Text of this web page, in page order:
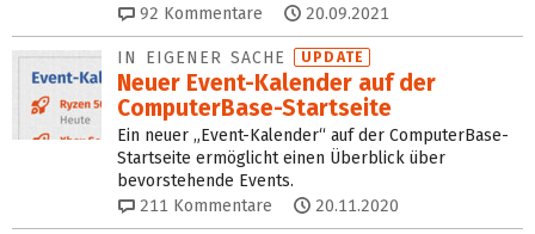
92 Kommentare 20.09.2021
IN EIGENER SACHE UPDATE
Neuer Event-Kalender auf der
ComputerBase-Startseite
Ein neuer „Event-Kalender“ auf der ComputerBase-
Startseite ermöglicht einen Überblick über
bevorstehende Events.
211 Kommentare 20.11.2020